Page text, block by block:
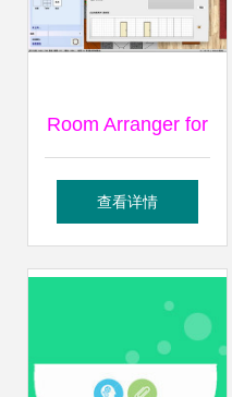
Room Arranger for
Mac 一站式房屋布
查看详情